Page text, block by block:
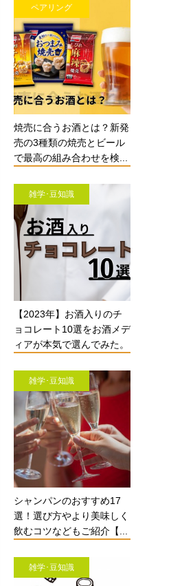
ペアリング
焼売に合うお酒とは？新発
売の3種類の焼売とビール
で最高の組み合わせを検...
雑学･豆知識
【2023年】お酒入りのチ
ョコレート10選をお酒メデ
ィアが本気で選んでみた。
雑学･豆知識
シャンパンのおすすめ17
選！選び方やより美味しく
飲むコツなどもご紹介【...
雑学･豆知識